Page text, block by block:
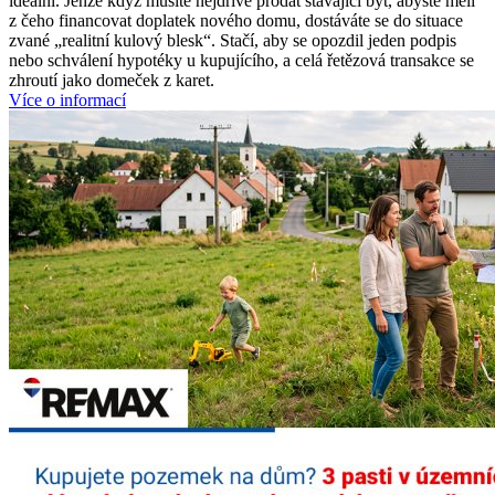
z čeho financovat doplatek nového domu, dostáváte se do situace
zvané „realitní kulový blesk“. Stačí, aby se opozdil jeden podpis
nebo schválení hypotéky u kupujícího, a celá řetězová transakce se
zhroutí jako domeček z karet.
Více o informací